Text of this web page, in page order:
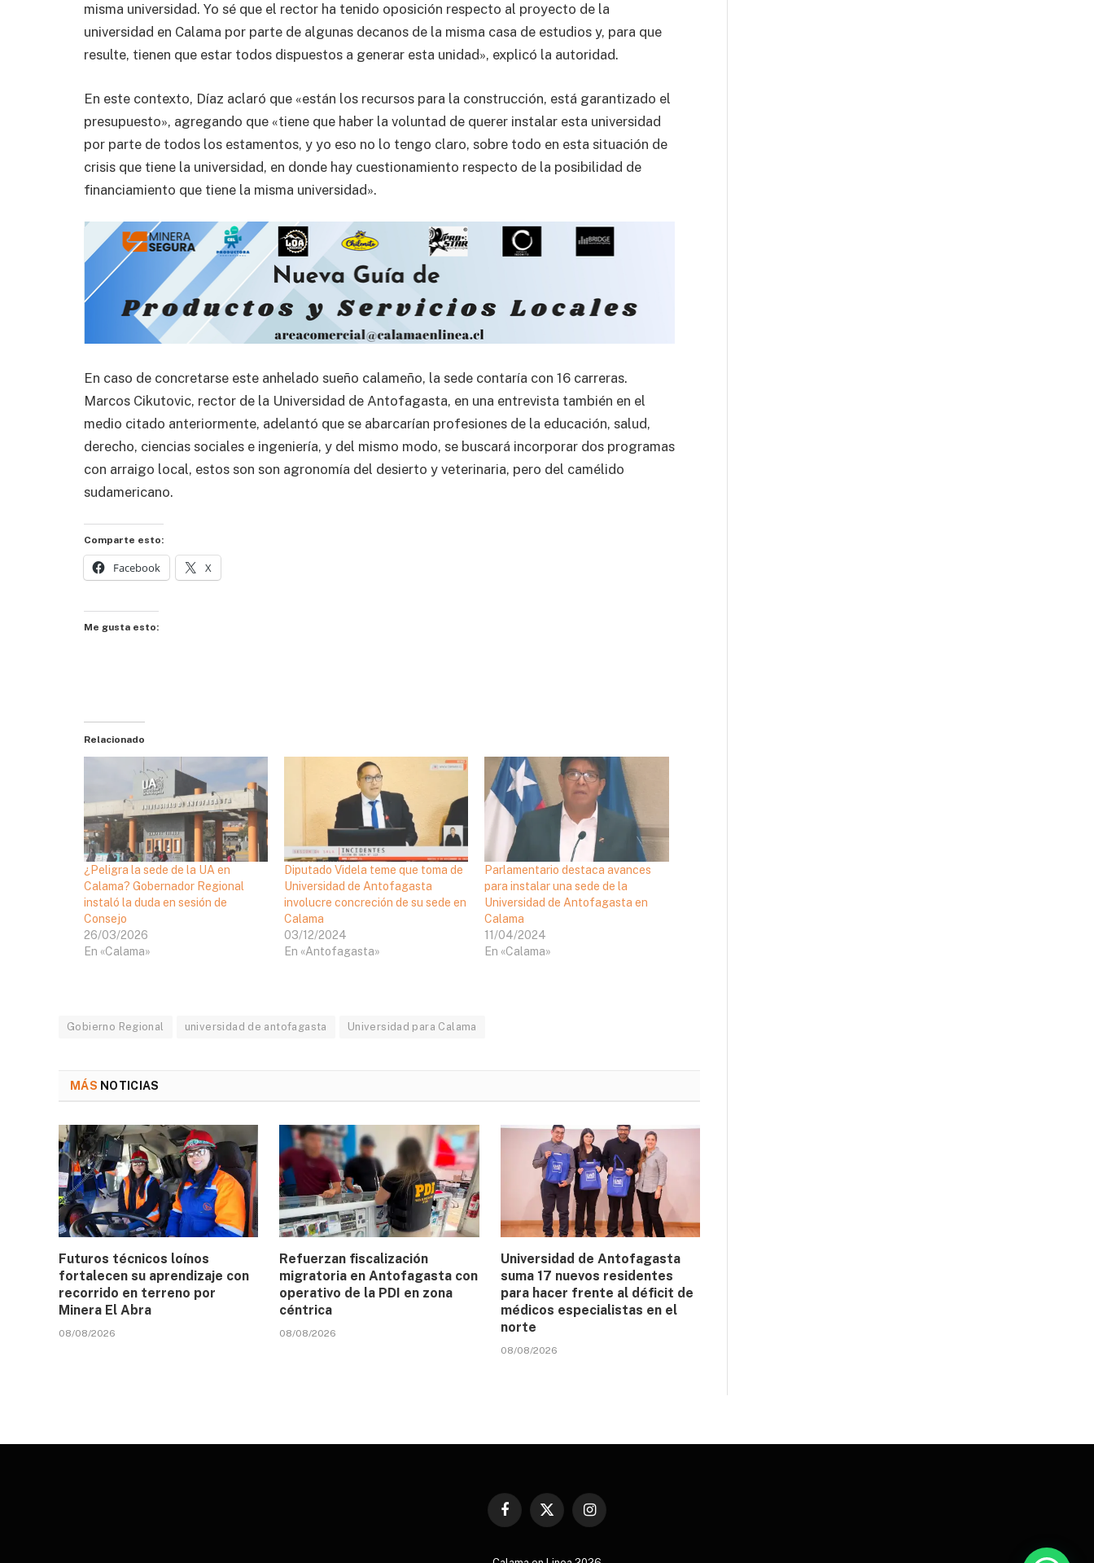
misma universidad. Yo sé que el rector ha tenido oposición respecto al proyecto de la
universidad en Calama por parte de algunas decanos de la misma casa de estudios y, para que
resulte, tienen que estar todos dispuestos a generar esta unidad», explicó la autoridad.
En este contexto, Díaz aclaró que «están los recursos para la construcción, está garantizado el
presupuesto», agregando que «tiene que haber la voluntad de querer instalar esta universidad
por parte de todos los estamentos, y yo eso no lo tengo claro, sobre todo en esta situación de
crisis que tiene la universidad, en donde hay cuestionamiento respecto de la posibilidad de
financiamiento que tiene la misma universidad».
En caso de concretarse este anhelado sueño calameño, la sede contaría con 16 carreras.
Marcos Cikutovic, rector de la Universidad de Antofagasta, en una entrevista también en el
medio citado anteriormente, adelantó que se abarcarían profesiones de la educación, salud,
derecho, ciencias sociales e ingeniería, y del mismo modo, se buscará incorporar dos programas
con arraigo local, estos son son agronomía del desierto y veterinaria, pero del camélido
sudamericano.
Comparte esto:
Facebook X
Me gusta esto:
Relacionado
¿Peligra la sede de la UA en
Calama? Gobernador Regional
instaló la duda en sesión de
Consejo
26/03/2026
En «Calama»
Diputado Videla teme que toma de
Universidad de Antofagasta
involucre concreción de su sede en
Calama
03/12/2024
En «Antofagasta»
Parlamentario destaca avances
para instalar una sede de la
Universidad de Antofagasta en
Calama
11/04/2024
En «Calama»
Gobierno Regional universidad de antofagasta Universidad para Calama
MÁS NOTICIAS
Futuros técnicos loínos
fortalecen su aprendizaje con
recorrido en terreno por
Minera El Abra
08/08/2026
Refuerzan fiscalización
migratoria en Antofagasta con
operativo de la PDI en zona
céntrica
08/08/2026
Universidad de Antofagasta
suma 17 nuevos residentes
para hacer frente al déficit de
médicos especialistas en el
norte
08/08/2026
Facebook
X
Instagram